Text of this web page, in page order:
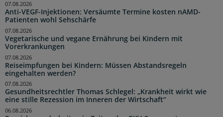
Anti-VEGF-Injektionen: Versäumte Termine kosten nAMD-
Patienten wohl Sehschärfe
07.08.2026
Vegetarische und vegane Ernährung bei Kindern mit
Vorerkrankungen
07.08.2026
Reiseimpfungen bei Kindern: Müssen Abstandsregeln
eingehalten werden?
07.08.2026
Gesundheitsrechtler Thomas Schlegel: „Krankheit wirkt wie
eine stille Rezession im Inneren der Wirtschaft“
07.08.2026
06.08.2026